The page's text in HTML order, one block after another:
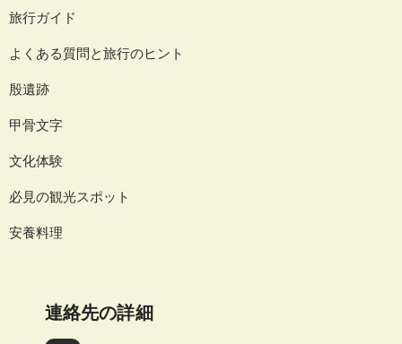
旅行ガイド
よくある質問と旅行のヒント
殷遺跡
甲骨文字
文化体験
必見の観光スポット
安養料理
連絡先の詳細